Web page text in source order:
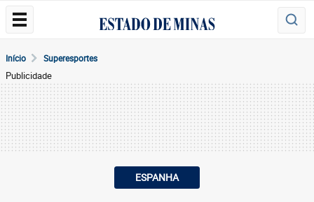
Início Superesportes
Publicidade
ESPANHA